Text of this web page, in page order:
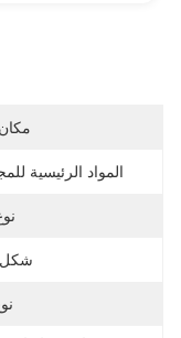
المواد الرئيسية
شكل